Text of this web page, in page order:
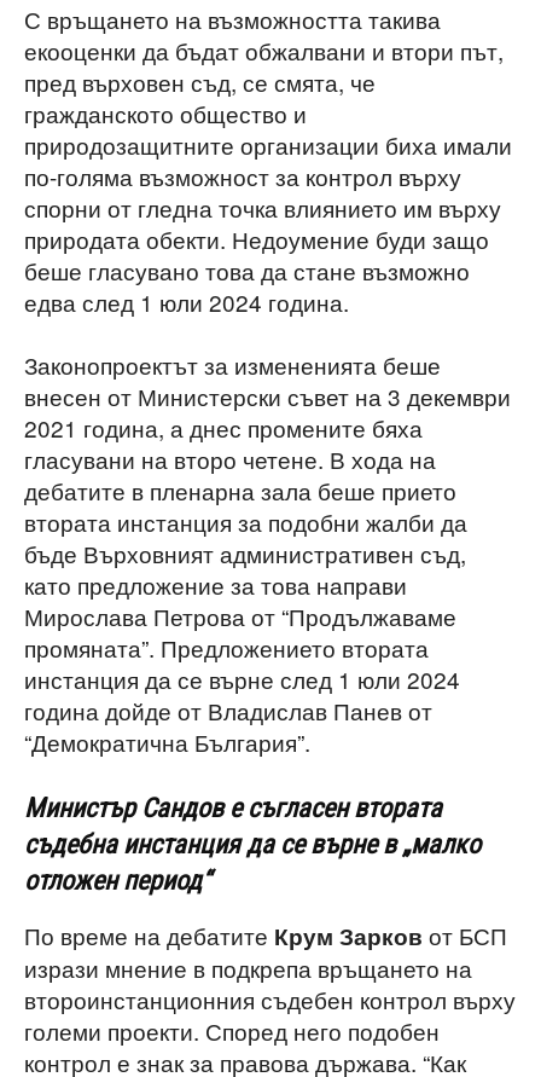
С връщането на възможността такива
екооценки да бъдат обжалвани и втори път,
пред върховен съд, се смята, че
гражданското общество и
природозащитните организации биха имали
по-голяма възможност за контрол върху
спорни от гледна точка влиянието им върху
природата обекти. Недоумение буди защо
беше гласувано това да стане възможно
едва след 1 юли 2024 година.
Законопроектът за измененията беше
внесен от Министерски съвет на 3 декември
2021 година, а днес промените бяха
гласувани на второ четене. В хода на
дебатите в пленарна зала беше прието
втората инстанция за подобни жалби да
бъде Върховният административен съд,
като предложение за това направи
Мирослава Петрова от “Продължаваме
промяната”. Предложението втората
инстанция да се върне след 1 юли 2024
година дойде от Владислав Панев от
“Демократична България”.
МинистърСандов е съгласен втората
съдебна инстанцияда се върне в „малко
отложен период“
По време на дебатите Крум Зарков от БСП
изрази мнение в подкрепа връщането на
второинстанционния съдебен контрол върху
големи проекти. Според него подобен
контрол е знак за правова държава. “Как